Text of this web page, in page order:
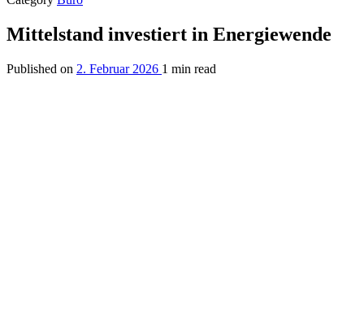
Mittelstand investiert in Energiewende
Published on 2. Februar 2026 1 min read